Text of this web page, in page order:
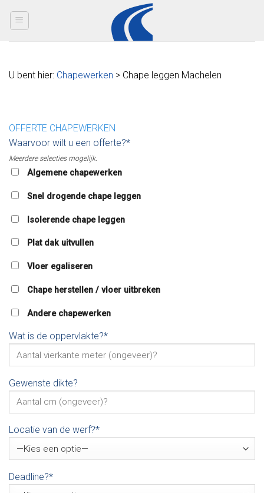
U bent hier: Chapewerken > Chape leggen Machelen
OFFERTE CHAPEWERKEN
Waarvoor wilt u een offerte?*
Meerdere selecties mogelijk.
Algemene chapewerken
Snel drogende chape leggen
Isolerende chape leggen
Plat dak uitvullen
Vloer egaliseren
Chape herstellen / vloer uitbreken
Andere chapewerken
Wat is de oppervlakte?*
Gewenste dikte?
Locatie van de werf?*
Deadline?*